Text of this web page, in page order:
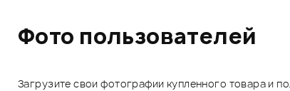
Фото пользователей
Загрузите свои фотографии купленного товара и